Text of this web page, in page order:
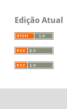
Edição Atual